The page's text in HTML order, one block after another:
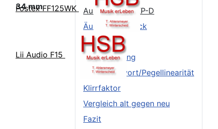
Fostex FF125WK
Lii Audio F15
Audax TW034XP-D
Äußerer Eindruck
TSP
Frequenzgang
Sprungantwort/Pegellinearität
Klirrfaktor
Vergleich alt gegen neu
Fazit
34 mm